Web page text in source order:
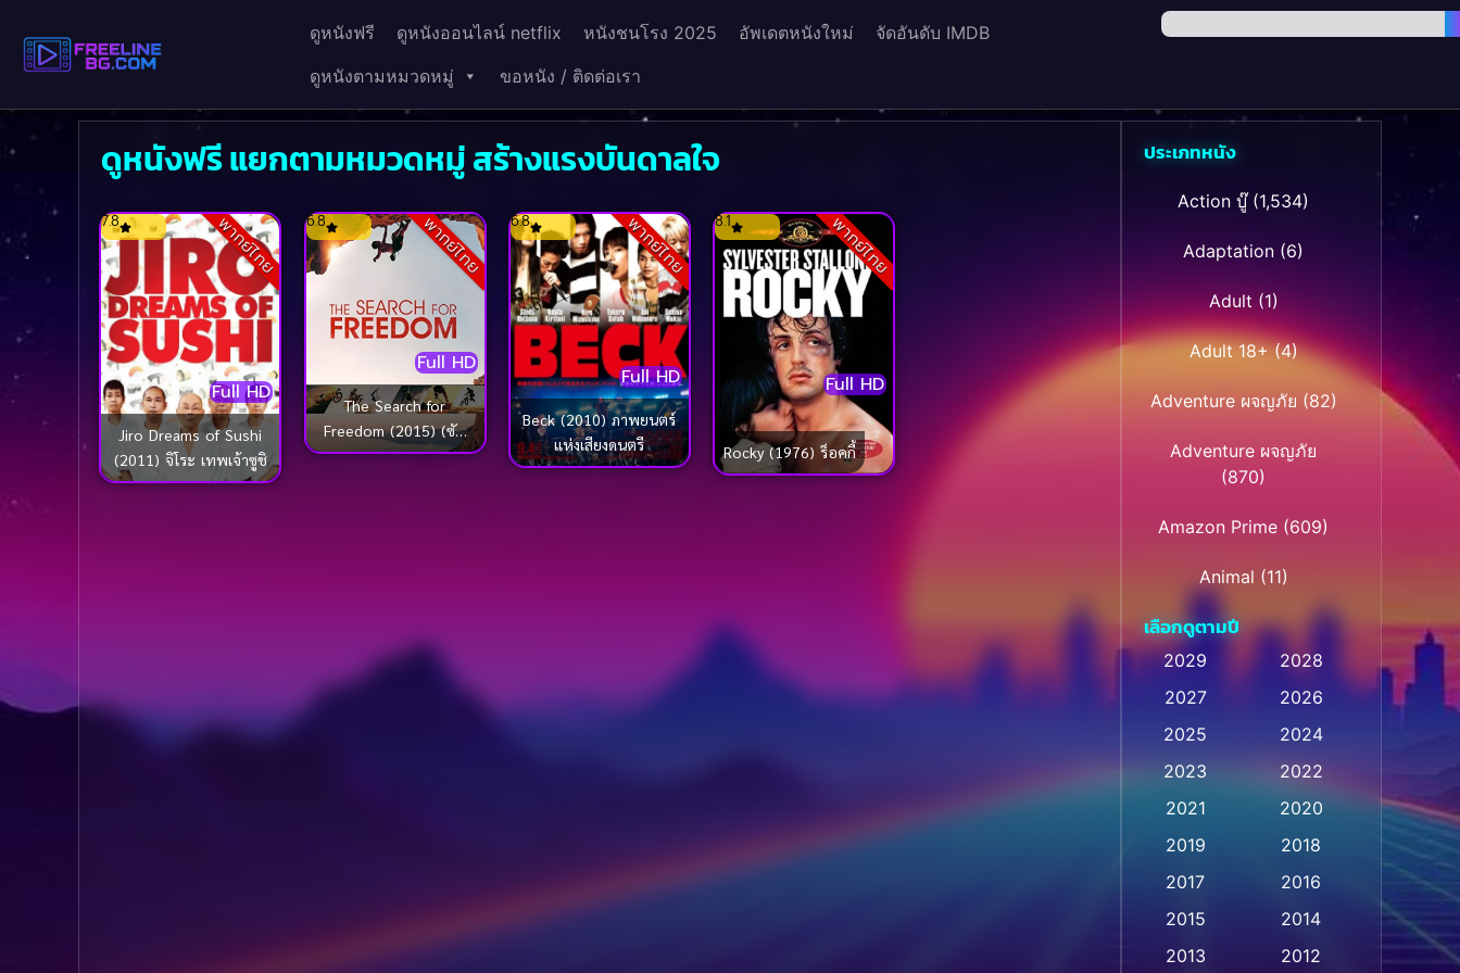
ดูหนังฟรี ดูหนังออนไลน์ netflix หนังชนโรง 2025 อัพเดตหนังใหม่
จัดอันดับ IMDB
ดูหนังตามหมวดหมู่
ขอหนัง / ติดต่อเรา
ดูหนังฟรี แยกตามหมวดหมู่ สร้างแรงบันดาลใจ
พากย์ไทย
Full HD
7.8
Jiro Dreams of Sushi
(2011) จิโระ เทพเจ้าซูชิ
พากย์ไทย
Full HD
6.8
The Search for
Freedom (2015) (ซับ
ไทย)
พากย์ไทย
Full HD
6.8
Beck (2010) ภาพยนตร์
แห่งเสียงดนตรี
พากย์ไทย
Full HD
8.1
Rocky (1976) ร็อคกี้
ประเภทหนัง
Action บู๊(1,534)
Adaptation (6)
Adult(1)
Adult 18+(4)
Adventure ผจญภัย (82)
Adventure ผจญภัย
(870)
Amazon Prime (609)
Animal (11)
Animation การ์ตูน (28)
Animation การ์ตูน
Animation อนิเมชั่น(1)
Animation แอนิเมชัน(1)
Anthology (2)
เลือกดูตามปี
2029
2028
2027
2026
2025
2024
2023
2022
2021
2020
2019
2018
2017
2016
2015
2014
2013
2012